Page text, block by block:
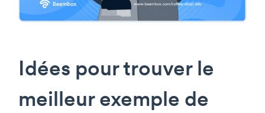
Idées pour trouver le
meilleur exemple de